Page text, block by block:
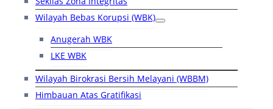
Wilayah Bebas Korupsi (WBK)
Anugerah WBK
LKE WBK
Wilayah Birokrasi Bersih Melayani (WBBM)
Himbauan Atas Gratifikasi